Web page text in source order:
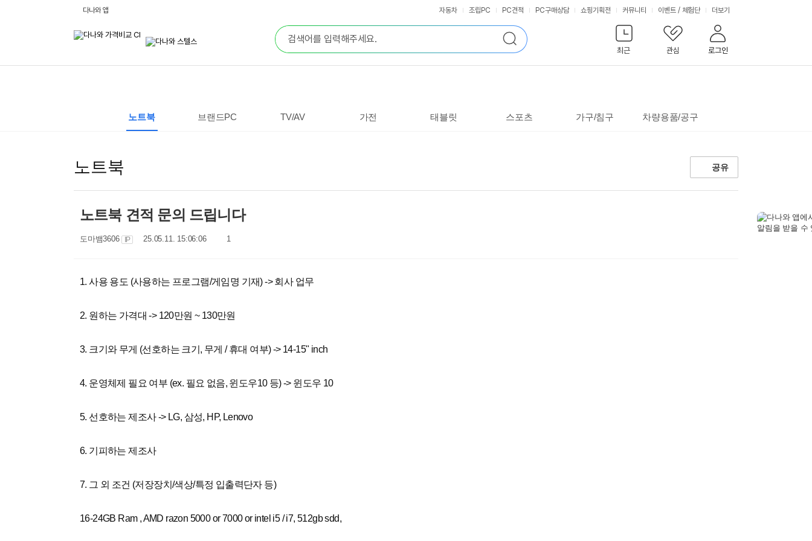
다
통
합
검
색
검
색
최근
관심 로그인
다나와 앱 자동차 조립PC PC견적 PC구매상담 쇼핑기획전 커뮤니티 이벤트 / 체험단 서
비
스
더보기
노트북 브랜드PC TV/AV 가전 태블릿 스포츠 가구/침구 차량용품/공구
노트북 공유
노트북 견적 문의 드립니다
작
도마뱀3606 IP
작
25.05.11. 15:06:06
댓1
1. 사용 용도 (사용하는 프로그램/게임명 기재) -> 회사 업무
2. 원하는 가격대 -> 120만원 ~ 130만원
3. 크기와 무게 (선호하는 크기, 무게 / 휴대 여부) -> 14-15" inch
4. 운영체제 필요 여부 (ex. 필요 없음, 윈도우10 등) -> 윈도우 10
5. 선호하는 제조사 -> LG, 삼성, HP, Lenovo
6. 기피하는 제조사
7. 그 외 조건 (저장장치/색상/특정 입출력단자 등)
16-24GB Ram , AMD razon 5000 or 7000 or intel i5 / i7, 512gb sdd,